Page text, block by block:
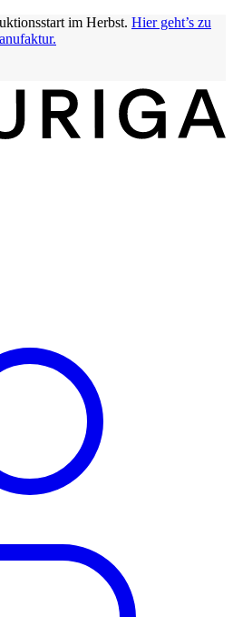
im Herbst. Hier geht’s zu